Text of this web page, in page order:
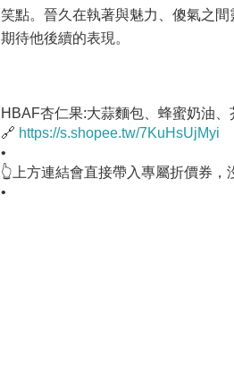
笑點。晉久在執著與魅力、傻氣之
期待他後續的表現。
HBAF杏仁果:大蒜麵包、蜂蜜奶油
🔗 https://s.shopee.tw/7KuHsUjMyi
•
👆上方連結會直接帶入專屬折價券，
•